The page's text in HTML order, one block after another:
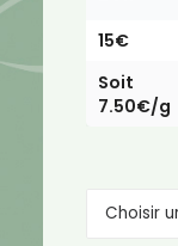
15€
Soit
7.50€/g